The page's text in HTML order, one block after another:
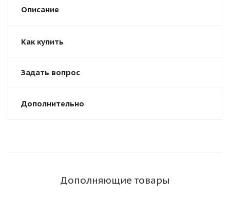
Описание
Как купить
Задать вопрос
Дополнительно
Дополняющие товары